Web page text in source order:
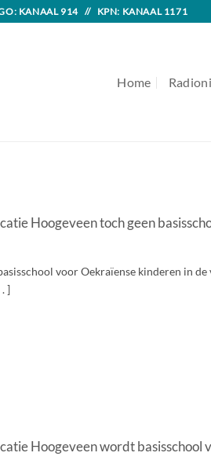
KANAAL 914 // KPN: KANAAL 1171
Home
Hoogeveen toch geen
voor Oekraïense kinderen in de
]
Hoogeveen wordt basisschool